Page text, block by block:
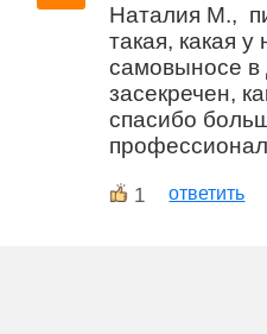
Наталия М.,
такая, какая
самовыносе в
засекречен,
спасибо
1 ответить